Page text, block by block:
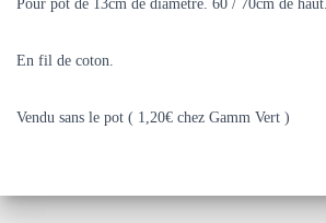
Pour pot de 13cm de diamètre. 60 / 70cm de haut.
En fil de coton.
Vendu sans le pot ( 1,20€ chez Gamm Vert )